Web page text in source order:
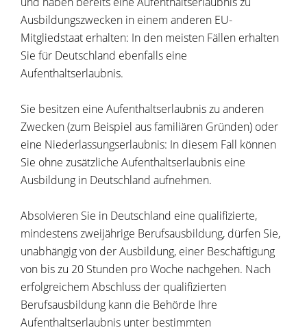
Ausbildungszwecken in einem anderen EU-
Mitgliedstaat erhalten: In den meisten Fällen erhalten
Sie für Deutschland ebenfalls eine
Aufenthaltserlaubnis.
Sie besitzen eine Aufenthaltserlaubnis zu anderen
Zwecken (zum Beispiel aus familiären Gründen) oder
eine Niederlassungserlaubnis: In diesem Fall können
Sie ohne zusätzliche Aufenthaltserlaubnis eine
Ausbildung in Deutschland aufnehmen.
Absolvieren Sie in Deutschland eine qualifizierte,
mindestens zweijährige Berufsausbildung, dürfen Sie,
unabhängig von der Ausbildung, einer Beschäftigung
von bis zu 20 Stunden pro Woche nachgehen. Nach
erfolgreichem Abschluss der qualifizierten
Berufsausbildung kann die Behörde Ihre
Aufenthaltserlaubnis unter bestimmten